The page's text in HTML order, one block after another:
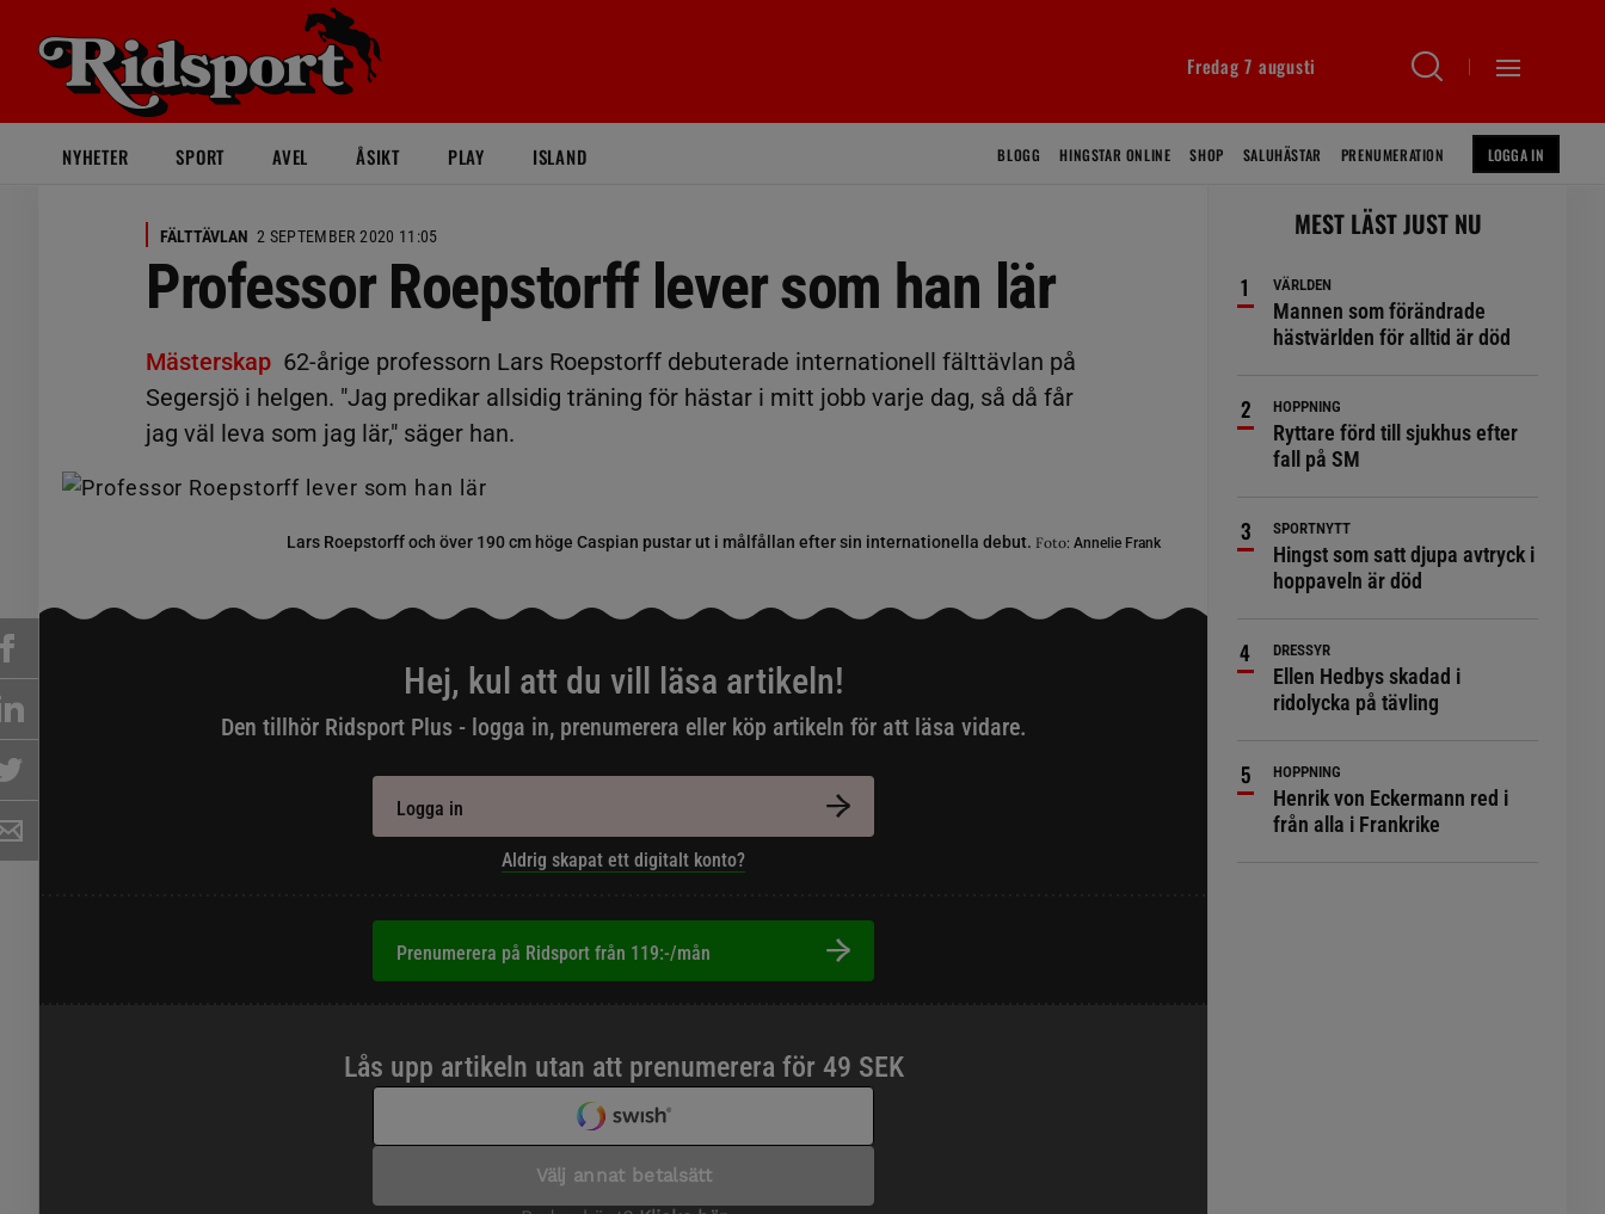
Fredag 7 augusti
NYHETER SPORT AVEL ÅSIKT PLAY ISLAND BLOGG HINGSTAR ONLINE SHOP SALUHÄSTAR PRENUMERATION LOGGA IN
FÄLTTÄVLAN 2 SEPTEMBER 2020 11:05
Professor Roepstorff lever som han lär
Mästerskap 62-årige professorn Lars Roepstorff debuterade internationell fälttävlan på
Segersjö i helgen. "Jag predikar allsidig träning för hästar i mitt jobb varje dag, så då får
jag väl leva som jag lär," säger han.
Lars Roepstorff och över 190 cm höge Caspian pustar ut i målfållan efter sin internationella debut. Foto: Annelie Frank
Hej, kul att du vill läsa artikeln!
Den tillhör Ridsport Plus - logga in, prenumerera eller köp artikeln för att läsa vidare.
Logga in
Aldrig skapat ett digitalt konto?
Prenumerera på Ridsport från 119:-/mån
MEST LÄST JUST NU
VÄRLDEN
Mannen som förändrade
hästvärlden för alltid är död
HOPPNING
Ryttare förd till sjukhus efter
fall på SM
SPORTNYTT
Hingst som satt djupa avtryck i
hoppaveln är död
DRESSYR
Ellen Hedbys skadad i
ridolycka på tävling
HOPPNING
Henrik von Eckermann red i
från alla i Frankrike